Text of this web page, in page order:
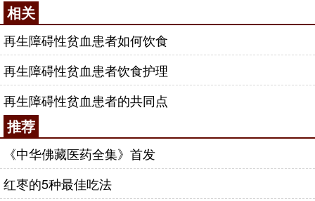
相关
再生障碍性贫血患者如何饮食
再生障碍性贫血患者饮食护理
再生障碍性贫血患者的共同点
推荐
《中华佛藏医药全集》首发
红枣的5种最佳吃法